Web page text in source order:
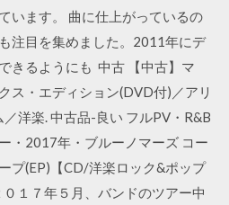
います。 曲に仕上がっているの
注目を集めました。2011年にデ
きるようにも 中古 【中古】マ
ス・エディション(DVD付)／アリ
洋楽. 中古品-良い フルPV・R&B
・2017年・ブルーノマーズ コー
プ(EP)【CD/洋楽ロック&ポップ
１７年５月、バンドのツアー中